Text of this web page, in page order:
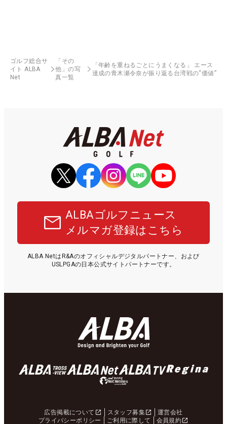
ゴルフ総合サ
イト ALBA
Net
「その
他」の写
真一覧
「年齢を重ねるごとにうまくなる」 エース
達成の青木瀬令奈が振り返る台湾戦の“価値”
ALBAゴルフニュース
メルマガ登録はこちら
ALBA NetはR&Aのオフィシャルデジタルパートナー、および
USLPGAの日本公式サイトパートナーです。
広告掲載について スタッフ募集
運営会社
プライバシーポリシー
ご利用に際して 会員規約